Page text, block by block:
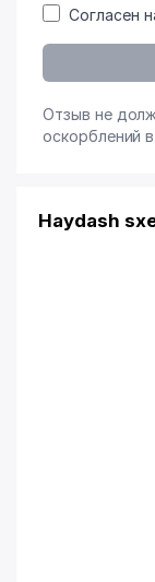
Согласен
Отзыв не
оскорблений
Haydash